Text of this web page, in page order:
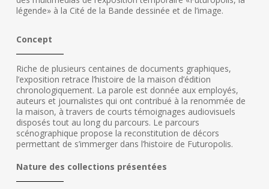
légende» à la Cité de la Bande dessinée et de l’image.
Concept
Riche de plusieurs centaines de documents graphiques,
l’exposition retrace l’histoire de la maison d’édition
chronologiquement. La parole est donnée aux employés,
auteurs et journalistes qui ont contribué à la renommée de
la maison, à travers de courts témoignages audiovisuels
disposés tout au long du parcours. Le parcours
scénographique propose la reconstitution de décors
permettant de s’immerger dans l’histoire de Futuropolis.
Nature des collections présentées